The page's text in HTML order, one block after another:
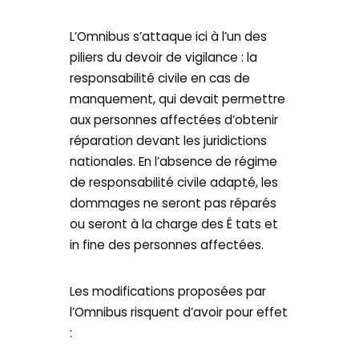
L’Omnibus s’attaque ici à l’un des
piliers du devoir de vigilance : la
responsabilité civile en cas de
manquement, qui devait permettre
aux personnes affectées d’obtenir
réparation devant les juridictions
nationales. En l’absence de régime
de responsabilité civile adapté, les
dommages ne seront pas réparés
ou seront à la charge des É tats et
in fine des personnes affectées.
Les modifications proposées par
l’Omnibus risquent d’avoir pour effet
: